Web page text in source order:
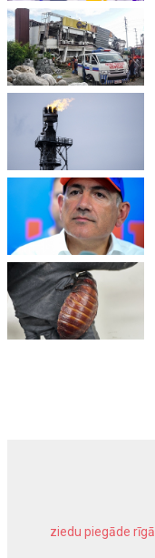
ziedu piegāde rīgā